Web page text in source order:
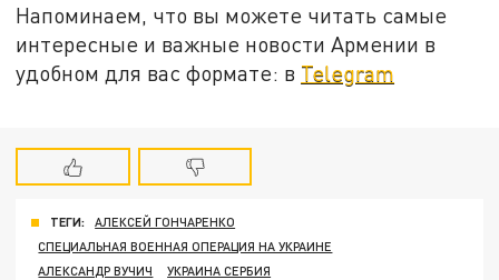
Напоминаем, что вы можете читать самые
интересные и важные новости Армении в
удобном для вас формате: в Telegram
ТЕГИ:
АЛЕКСЕЙ ГОНЧАРЕНКО
СПЕЦИАЛЬНАЯ ВОЕННАЯ ОПЕРАЦИЯ НА УКРАИНЕ
АЛЕКСАНДР ВУЧИЧ
УКРАИНА СЕРБИЯ